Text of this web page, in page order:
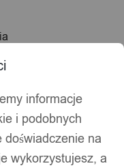
Kolejność
sortowania
informacje
i podobnych
na
wykorzystujesz, a